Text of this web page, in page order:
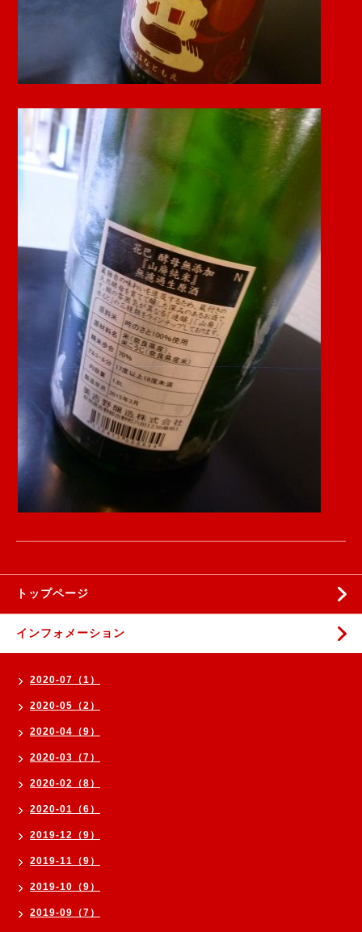
トップページ
インフォメーション
2020-07（1）
2020-05（2）
2020-04（9）
2020-03（7）
2020-02（8）
2020-01（6）
2019-12（9）
2019-11（9）
2019-10（9）
2019-09（7）